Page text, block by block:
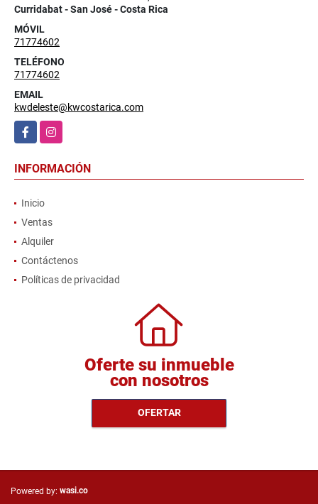
Curridabat - San José - Costa Rica
MÓVIL
71774602
TELÉFONO
71774602
EMAIL
kwdeleste@kwcostarica.com
FacebookInstagram
INFORMACIÓN
Inicio
Ventas
Alquiler
Contáctenos
Políticas de privacidad
Oferte su inmueble
con nosotros
OFERTAR
Powered by: wasi.co